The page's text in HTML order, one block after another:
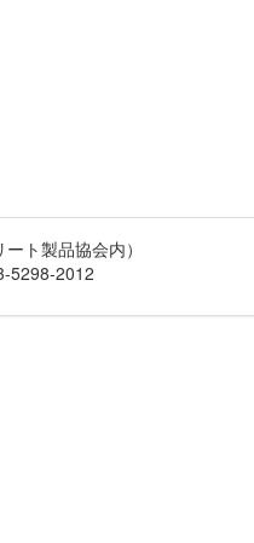
ト製品協会内）
5298-2012